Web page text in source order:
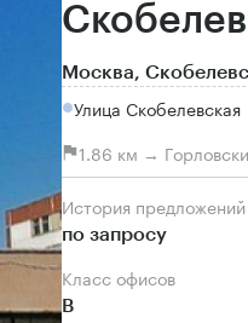
Москва,
Улица
1.86 км →
История предложений
по запросу
Класс офисов
B